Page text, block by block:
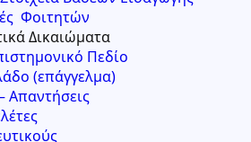
Φοιτητών
Δικαιώματα
Πεδίο
(επάγγελμα)
Απαντήσεις